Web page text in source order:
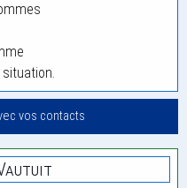
situation.
vos contacts